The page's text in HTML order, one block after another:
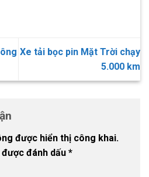
Xe tải bọc pin Mặt Trời chạy
5.000 km
được hiển thị công khai.
đánh dấu *